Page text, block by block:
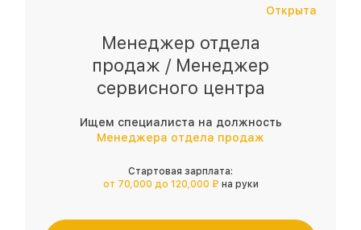
Открыта
Менеджер отдела
продаж / Менеджер
сервисного центра
Ищем специалиста на должность
Менеджера отдела продаж
Стартовая зарплата:
от 70,000 до 120,000 ₽ на руки